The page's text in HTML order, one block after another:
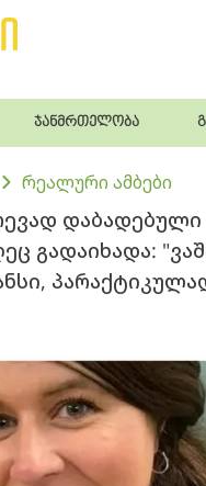
ჯანმრთელობა
რეალური ამბები
გადაიხადა: